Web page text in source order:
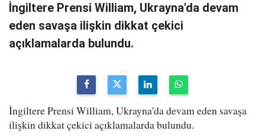
İngiltere Prensi William, Ukrayna'da devam
eden savaşa ilişkin dikkat çekici
açıklamalarda bulundu.
İngiltere Prensi William, Ukrayna'da devam eden savaşa
ilişkin dikkat çekici açıklamalarda bulundu.